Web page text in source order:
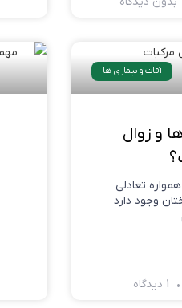
آفات و بیماری ها
و زوال
تعادلی
وجود دارد